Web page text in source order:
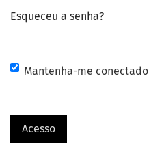
Esqueceu a senha?
Mantenha-me conectado
Acesso